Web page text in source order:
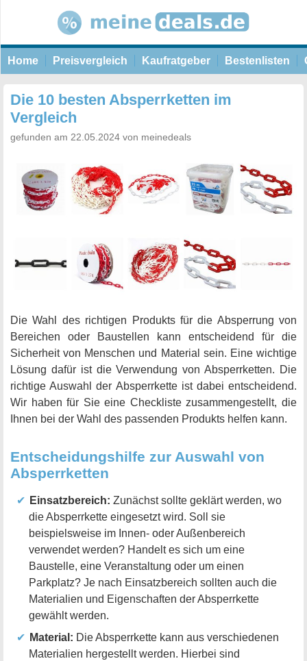
Home Preisvergleich Kaufratgeber Bestenlisten
Die 10 besten Absperrketten im
Vergleich
gefunden am 22.05.2024 von meinedeals
Die Wahl des richtigen Produkts für die Absperrung von
Bereichen oder Baustellen kann entscheidend für die
Sicherheit von Menschen und Material sein. Eine wichtige
Lösung dafür ist die Verwendung von Absperrketten. Die
richtige Auswahl der Absperrkette ist dabei entscheidend.
Wir haben für Sie eine Checkliste zusammengestellt, die
Ihnen bei der Wahl des passenden Produkts helfen kann.
Entscheidungshilfe zur Auswahl von
Absperrketten
Einsatzbereich: Zunächst sollte geklärt werden, wo
die Absperrkette eingesetzt wird. Soll sie
beispielsweise im Innen- oder Außenbereich
verwendet werden? Handelt es sich um eine
Baustelle, eine Veranstaltung oder um einen
Parkplatz? Je nach Einsatzbereich sollten auch die
Materialien und Eigenschaften der Absperrkette
gewählt werden.
Material: Die Absperrkette kann aus verschiedenen
Materialien hergestellt werden. Hierbei sind